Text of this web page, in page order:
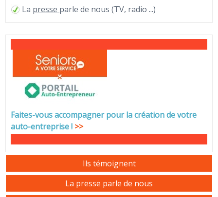
La presse parle de nous (TV, radio ...)
Faites-vous accompagner pour la création de votre
auto-entreprise! >>
Ils témoignent
La presse parle de nous